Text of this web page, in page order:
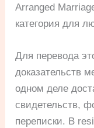
Arranged
категория для
Для перевода
доказательств
одном деле
свидетельств,
переписки. В